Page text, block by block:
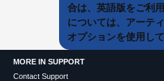
合は、英語版をご利
については、アーテ
オプションを使用し
MORE IN SUPPORT
Contact Support